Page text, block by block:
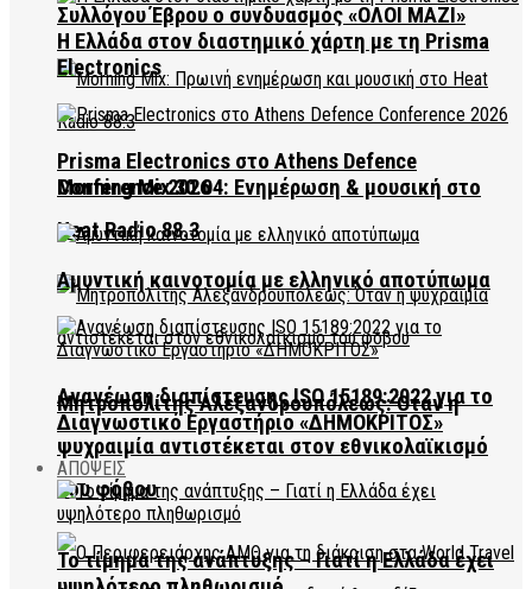
Συλλόγου Έβρου ο συνδυασμός «ΟΛΟΙ ΜΑΖΙ»
Morning Mix 30.04: Ενημέρωση & μουσική στο
Heat Radio 88.3
Μητροπολίτης Αλεξανδρουπόλεως: Όταν η
ψυχραιμία αντιστέκεται στον εθνικολαϊκισμό
του φόβου
Η Ελλάδα στον διαστημικό χάρτη με τη Prisma
Electronics
Prisma Electronics στο Athens Defence
Conference 2026
Αμυντική καινοτομία με ελληνικό αποτύπωμα
Ανανέωση διαπίστευσης ISO 15189:2022 για το
Διαγνωστικό Εργαστήριο «ΔΗΜΟΚΡΙΤΟΣ»
ΑΠΟΨΕΙΣ
Το τίμημα της ανάπτυξης – Γιατί η Ελλάδα έχει